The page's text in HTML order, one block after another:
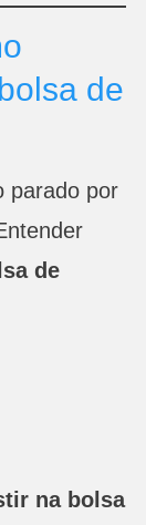
de
parado por
de
na bolsa